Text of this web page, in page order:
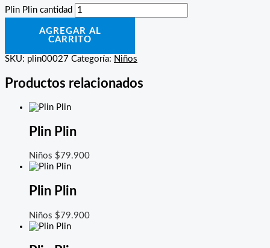
Plin Plin cantidad
AGREGAR AL
CARRITO
SKU: plin00027 Categoría: Niños
Productos relacionados
Plin Plin
Niños $ 79.900
Plin Plin
Niños $79.900